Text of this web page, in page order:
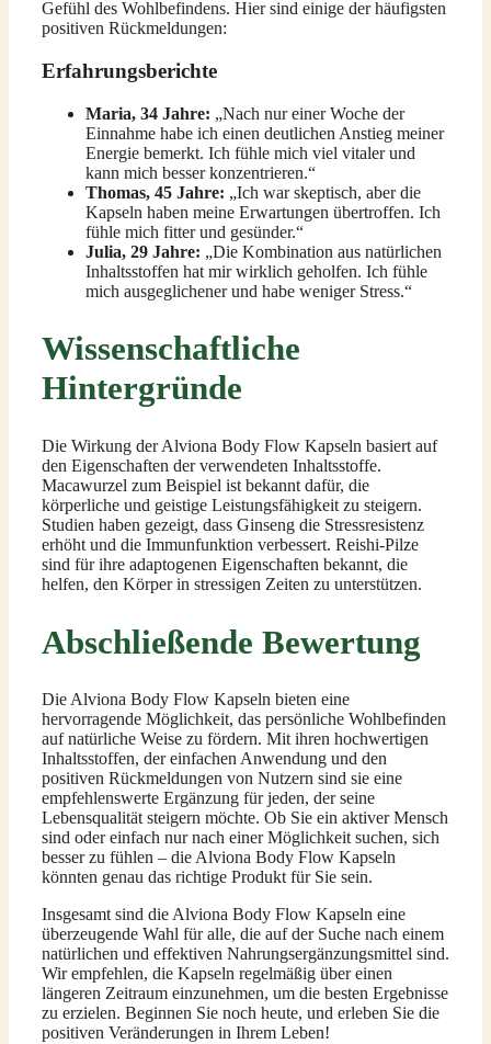
Gefühl des Wohlbefindens. Hier sind einige der häufigsten
positiven Rückmeldungen:
Erfahrungsberichte
Maria, 34 Jahre: „Nach nur einer Woche der
Einnahme habe ich einen deutlichen Anstieg meiner
Energie bemerkt. Ich fühle mich viel vitaler und
kann mich besser konzentrieren.“
Thomas, 45 Jahre: „Ich war skeptisch, aber die
Kapseln haben meine Erwartungen übertroffen. Ich
fühle mich fitter und gesünder.“
Julia, 29 Jahre: „Die Kombination aus natürlichen
Inhaltsstoffen hat mir wirklich geholfen. Ich fühle
mich ausgeglichener und habe weniger Stress.“
Wissenschaftliche
Hintergründe
Die Wirkung der Alviona Body Flow Kapseln basiert auf
den Eigenschaften der verwendeten Inhaltsstoffe.
Macawurzel zum Beispiel ist bekannt dafür, die
körperliche und geistige Leistungsfähigkeit zu steigern.
Studien haben gezeigt, dass Ginseng die Stressresistenz
erhöht und die Immunfunktion verbessert. Reishi-Pilze
sind für ihre adaptogenen Eigenschaften bekannt, die
helfen, den Körper in stressigen Zeiten zu unterstützen.
Abschließende Bewertung
Die Alviona Body Flow Kapseln bieten eine
hervorragende Möglichkeit, das persönliche Wohlbefinden
auf natürliche Weise zu fördern. Mit ihren hochwertigen
Inhaltsstoffen, der einfachen Anwendung und den
positiven Rückmeldungen von Nutzern sind sie eine
empfehlenswerte Ergänzung für jeden, der seine
Lebensqualität steigern möchte. Ob Sie ein aktiver Mensch
sind oder einfach nur nach einer Möglichkeit suchen, sich
besser zu fühlen – die Alviona Body Flow Kapseln
könnten genau das richtige Produkt für Sie sein.
Insgesamt sind die Alviona Body Flow Kapseln eine
überzeugende Wahl für alle, die auf der Suche nach einem
natürlichen und effektiven Nahrungsergänzungsmittel sind.
Wir empfehlen, die Kapseln regelmäßig über einen
längeren Zeitraum einzunehmen, um die besten Ergebnisse
zu erzielen. Beginnen Sie noch heute, und erleben Sie die
positiven Veränderungen in Ihrem Leben!